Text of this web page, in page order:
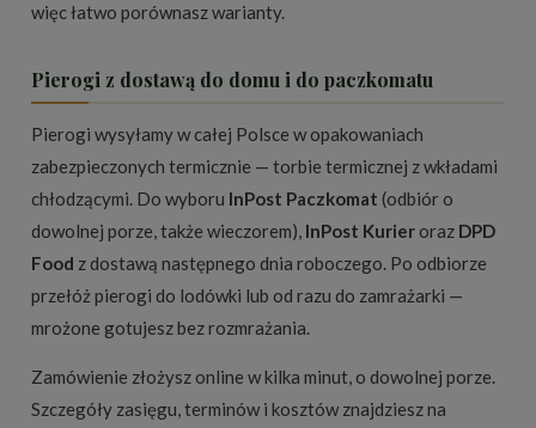
więc łatwo porównasz warianty.
Pierogi z dostawą do domu i do paczkomatu
Pierogi wysyłamy w całej Polsce w opakowaniach
zabezpieczonych termicznie — torbie termicznej z wkładami
chłodzącymi. Do wyboru InPost Paczkomat (odbiór o
dowolnej porze, także wieczorem), InPost Kurier oraz DPD
Food z dostawą następnego dnia roboczego. Po odbiorze
przełóż pierogi do lodówki lub od razu do zamrażarki —
mrożone gotujesz bez rozmrażania.
Zamówienie złożysz online w kilka minut, o dowolnej porze.
Szczegóły zasięgu, terminów i kosztów znajdziesz na